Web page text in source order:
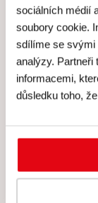
sociálních médií
soubory cookie.
sdílíme se svými
analýzy. Partneři
informacemi,
důsledku toho,
Cena
Skutečně
kurzy
čerstvost a
Kvalitní
Nabídku